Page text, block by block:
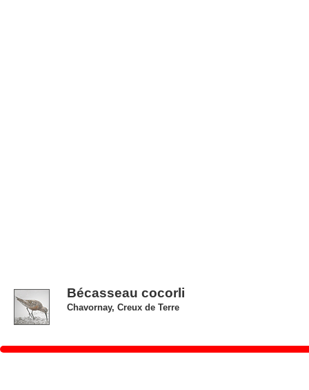
Bécasseau cocorli
Chavornay, Creux de Terre